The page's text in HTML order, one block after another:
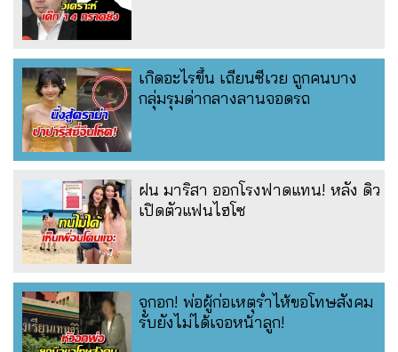
เกิดอะไรขึ้น เถียนซีเวย ถูกคนบาง
กลุ่มรุมด่ากลางลานจอดรถ
ฝน มาริสา ออกโรงฟาดแทน! หลัง ดิว
เปิดตัวแฟนไฮโซ
จุกอก! พ่อผู้ก่อเหตุร่ำไห้ขอโทษสังคม
รับยังไม่ได้เจอหน้าลูก!